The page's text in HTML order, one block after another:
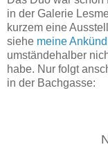
in der Galerie
kurzem eine
siehe meine
umständehalber
habe. Nur folgt
in der Bachgasse: